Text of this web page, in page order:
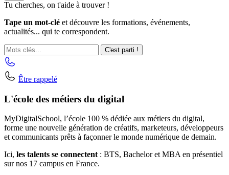
Tu cherches, on t'aide à trouver !
Tape un mot-clé et découvre les formations, événements,
actualités... qui te correspondent.
C'est parti !
Être rappelé
L'école des métiers du digital
MyDigitalSchool, l’école 100 % dédiée aux métiers du digital,
forme une nouvelle génération de créatifs, marketeurs, développeurs
et communicants prêts à façonner le monde numérique de demain.
Ici, les talents se connectent: BTS, Bachelor et MBA en présentiel
sur nos 17 campus en France.